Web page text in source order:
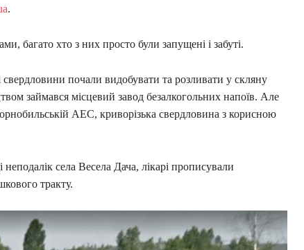
.
багато хто з них просто були запущені і забуті.
свердловини почали видобувати та розливати у скляну
займався місцевий завод безалкогольних напоїв. Але
АЕС, криворізька свердловина з корисною
села Весела Дача, лікарі прописували
тракту.